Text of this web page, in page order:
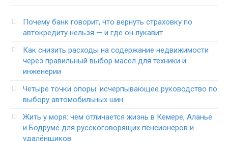
Почему банк говорит, что вернуть страховку по
автокредиту нельзя — и где он лукавит
Как снизить расходы на содержание недвижимости
через правильный выбор масел для техники и
инженерии
Четыре точки опоры: исчерпывающее руководство по
выбору автомобильных шин
Жить у моря: чем отличается жизнь в Кемере, Аланье
и Бодруме для русскоговорящих пенсионеров и
удалёнщиков